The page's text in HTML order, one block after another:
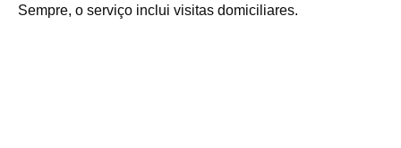
Sempre, o serviço inclui visitas domiciliares.